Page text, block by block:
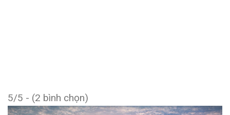
5/5 - (2 bình chọn)